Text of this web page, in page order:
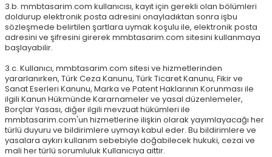
3.b. mmbtasarim.com kullanıcısı, kayıt için gerekli olan bölümleri
doldurup elektronik posta adresini onayladıktan sonra işbu
sözleşmede belirtilen şartlara uymak koşulu ile, elektronik posta
adresini ve şifresini girerek mmbtasarim.com sitesini kullanmaya
başlayabilir.
3.c. Kullanıcı, mmbtasarim.com sitesi ve hizmetlerinden
yararlanırken, Türk Ceza Kanunu, Türk Ticaret Kanunu, Fikir ve
Sanat Eserleri Kanunu, Marka ve Patent Haklarının Korunması ile
ilgili Kanun Hükmünde Kararnameler ve yasal düzenlemeler,
Borçlar Yasası, diğer ilgili mevzuat hükümleri ile
mmbtasarim.com'un hizmetlerine ilişkin olarak yayımlayacağı her
türlü duyuru ve bildirimlere uymayı kabul eder. Bu bildirimlere ve
yasalara aykırı kullanım sebebiyle doğabilecek hukuki, cezai ve
mali her türlü sorumluluk Kullanıcıya aittir.